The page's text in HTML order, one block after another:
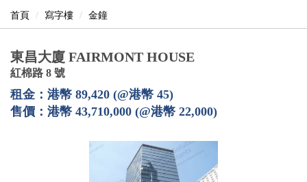
首頁 寫字樓 金鐘
東昌大廈 FAIRMONT HOUSE
紅棉路 8 號
租金：港幣 89,420 (@港幣 45)
售價：港幣 43,710,000 (@港幣 22,000)